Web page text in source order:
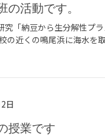
の活動です。
究「納豆から生分解性プ
の近くの鳴尾浜に海水を
日
授業です